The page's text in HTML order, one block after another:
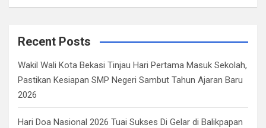
a
c
Recent Posts
Wakil Wali Kota Bekasi Tinjau Hari Pertama Masuk Sekolah,
Pastikan Kesiapan SMP Negeri Sambut Tahun Ajaran Baru
2026
Hari Doa Nasional 2026 Tuai Sukses Di Gelar di Balikpapan